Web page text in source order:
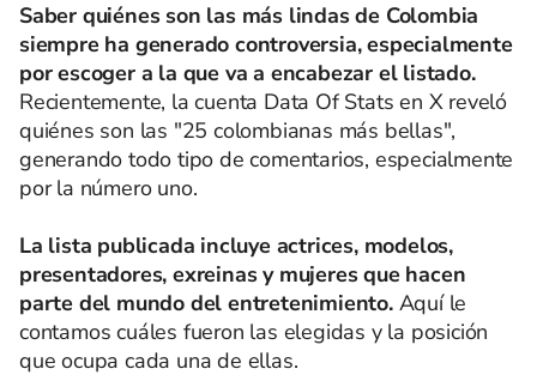
Saber quiénes son las más lindas de Colombia
siempre ha generado controversia, especialmente
por escoger a la que va a encabezar el listado.
Recientemente, la cuenta Data Of Stats en X reveló
quiénes son las "25 colombianas más bellas",
generando todo tipo de comentarios, especialmente
por la número uno.
La lista publicada incluye actrices, modelos,
presentadores, exreinas y mujeres que hacen
parte del mundo del entretenimiento.Aquí le
contamos cuáles fueron las elegidas y la posición
que ocupa cada una de ellas.